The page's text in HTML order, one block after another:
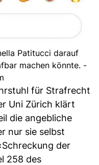
Patitucci darauf
machen könnte. -
für Strafrecht
Uni Zürich klärt
die angebliche
nur sie selbst
der
258 des